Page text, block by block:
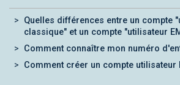
Quelles différences entre un compte
classique" et un compte "utilisateur
Comment connaître mon numéro
Comment créer un compte utilisateur